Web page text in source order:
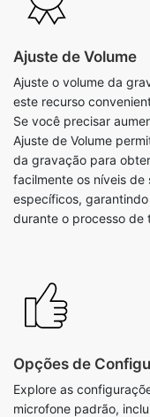
Ajuste de Volume
Ajuste o volume da
este recurso
Se você precisar
Ajuste de Volume
da gravação para
facilmente os níveis de
específicos,
durante o processo de
Opções de
Explore as
microfone padrão,